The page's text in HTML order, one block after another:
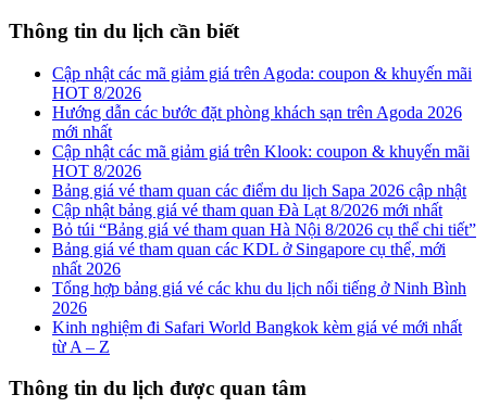
Thông tin du lịch cần biết
Cập nhật các mã giảm giá trên Agoda: coupon & khuyến mãi
HOT 8/2026
Hướng dẫn các bước đặt phòng khách sạn trên Agoda 2026
mới nhất
Cập nhật các mã giảm giá trên Klook: coupon & khuyến mãi
HOT 8/2026
Bảng giá vé tham quan các điểm du lịch Sapa 2026 cập nhật
Cập nhật bảng giá vé tham quan Đà Lạt 8/2026 mới nhất
Bỏ túi “Bảng giá vé tham quan Hà Nội 8/2026 cụ thể chi tiết”
Bảng giá vé tham quan các KDL ở Singapore cụ thể, mới
nhất 2026
Tổng hợp bảng giá vé các khu du lịch nổi tiếng ở Ninh Bình
2026
Kinh nghiệm đi Safari World Bangkok kèm giá vé mới nhất
từ A – Z
Thông tin du lịch được quan tâm